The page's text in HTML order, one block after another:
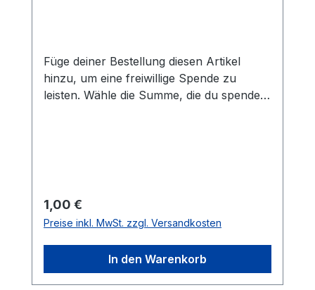
Füge deiner Bestellung diesen Artikel
hinzu, um eine freiwillige Spende zu
leisten. Wähle die Summe, die du spenden
Regulärer Preis:
1,00 €
Preise inkl. MwSt. zzgl. Versandkosten
In den Warenkorb